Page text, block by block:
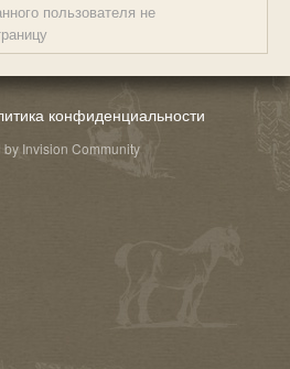
пользователя не
конфиденциальности
by Invision Community